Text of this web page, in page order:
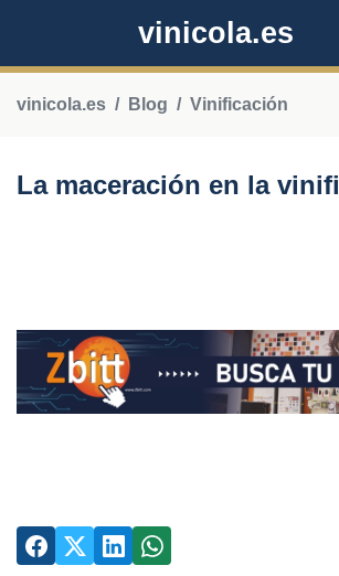
vinicola.es
vinicola.es Blog Vinificación
La maceración en la